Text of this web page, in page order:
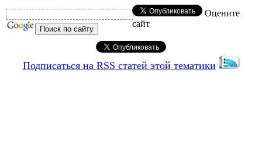
Оцените
сайт
Подписаться на RSS статей этой тематики